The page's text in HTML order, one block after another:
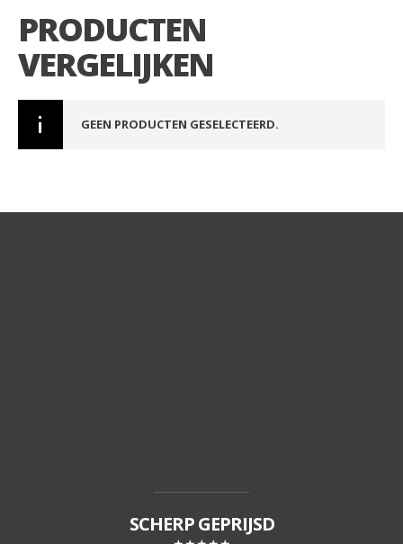
PRODUCTEN
VERGELIJKEN
GEEN PRODUCTEN GESELECTEERD.
SCHERP GEPRIJSD